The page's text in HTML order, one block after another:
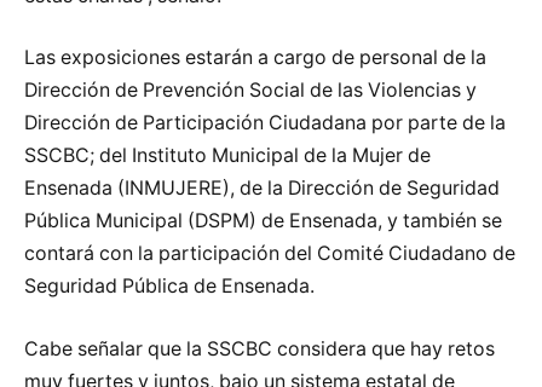
Las exposiciones estarán a cargo de personal de la
Dirección de Prevención Social de las Violencias y
Dirección de Participación Ciudadana por parte de la
SSCBC; del Instituto Municipal de la Mujer de
Ensenada (INMUJERE), de la Dirección de Seguridad
Pública Municipal (DSPM) de Ensenada, y también se
contará con la participación del Comité Ciudadano de
Seguridad Pública de Ensenada.
Cabe señalar que la SSCBC considera que hay retos
muy fuertes y juntos, bajo un sistema estatal de